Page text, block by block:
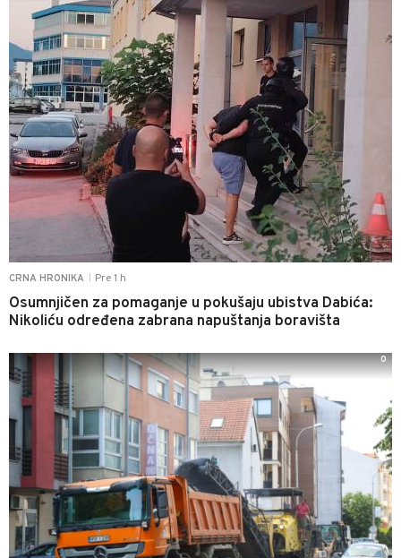
CRNA HRONIKA Pre 1 h
Osumnjičen za pomaganje u pokušaju ubistva Dabića:
Nikoliću određena zabrana napuštanja boravišta
0